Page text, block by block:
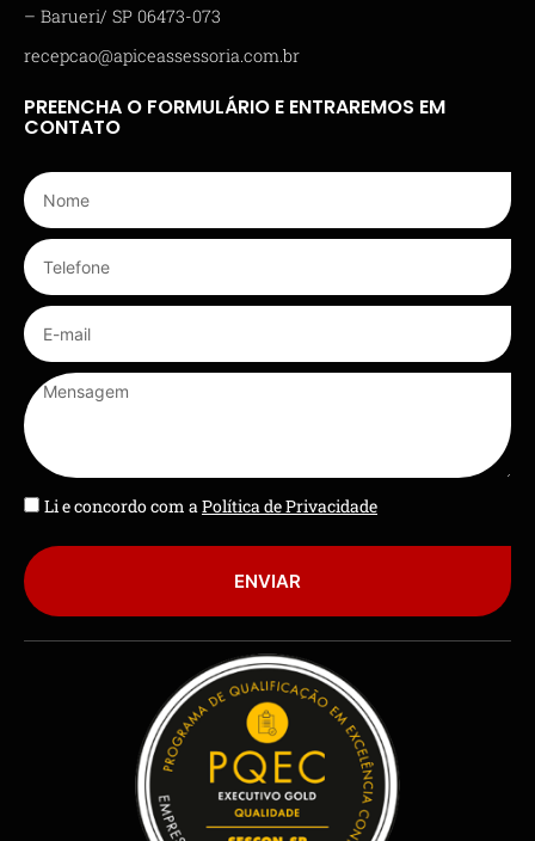
– Barueri/ SP 06473-073
recepcao@apiceassessoria.com.br
PREENCHA O FORMULÁRIO E ENTRAREMOS EM
CONTATO
Li e concordo com aPolítica de Privacidade
ENVIAR